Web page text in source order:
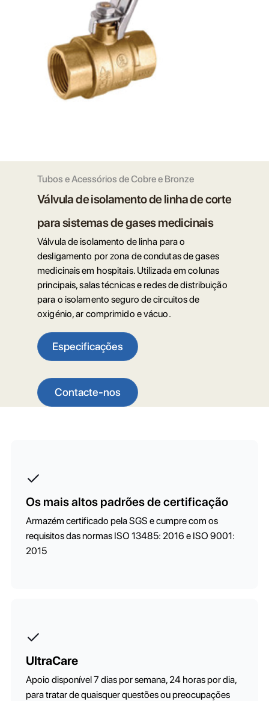
Tubos e Acessórios de Cobre e Bronze
Válvula de isolamento de linha de corte
para sistemas de gases medicinais
Válvula de isolamento de linha para o
desligamento por zona de condutas de gases
medicinais em hospitais. Utilizada em colunas
principais, salas técnicas e redes de distribuição
para o isolamento seguro de circuitos de
oxigénio, ar comprimido e vácuo.
Especificações
Contacte-nos
Os mais altos padrões de certificação
Armazém certificado pela SGS e cumpre com os
requisitos das normas ISO 13485: 2016 e ISO 9001:
2015
UltraCare
Apoio disponível 7 dias por semana, 24 horas por dia,
para tratar de quaisquer questões ou preocupações